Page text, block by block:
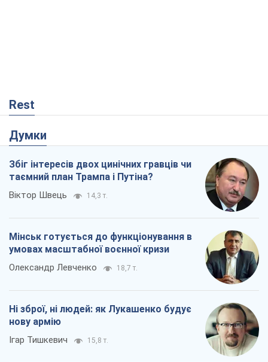
Rest
Думки
Збіг інтересів двох цинічних гравців чи
таємний план Трампа і Путіна?
Віктор Швець 14,3 т.
Мінськ готується до функціонування в
умовах масштабної воєнної кризи
Олександр Левченко 18,7 т.
Ні зброї, ні людей: як Лукашенко будує
нову армію
Ігар Тишкевич 15,8 т.